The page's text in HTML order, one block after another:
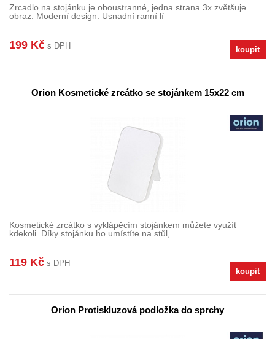
Zrcadlo na stojánku je oboustranné, jedna strana 3x zvětšuje
obraz. Moderní design. Usnadní ranní lí
199 Kč s DPH koupit
Orion Kosmetické zrcátko se stojánkem 15x22 cm
Kosmetické zrcátko s vyklápěcím stojánkem můžete využít
kdekoli. Díky stojánku ho umístíte na stůl,
119 Kč s DPH
koupit
Orion Protiskluzová podložka do sprchy